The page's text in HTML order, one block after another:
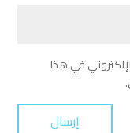
في هذا